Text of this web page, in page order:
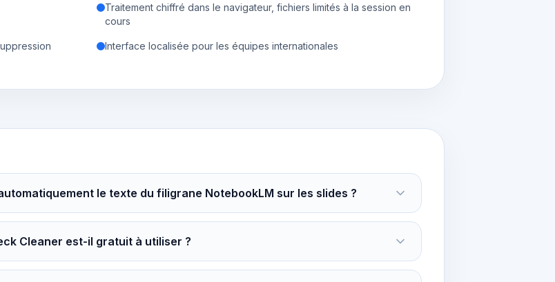
Traitement chiffré dans le navigateur, fichiers limités à la session en
cours
Interface localisée pour les équipes internationales
le texte du filigrane NotebookLM sur les slides ?
Cleaner est-il gratuit à utiliser ?